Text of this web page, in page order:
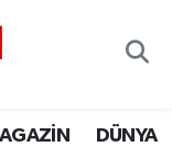
DÜNYA